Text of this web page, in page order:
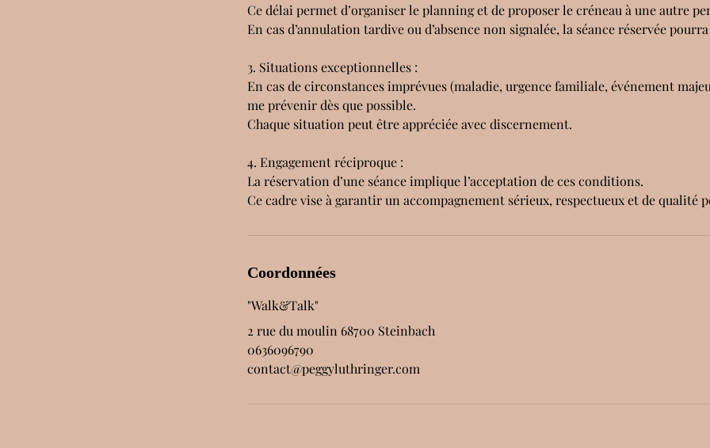
Ce délai permet d’organiser le planning et de proposer le créneau à une autre
En cas d’annulation tardive ou d’absence non signalée, la séance réservée
3. Situations exceptionnelles :
En cas de circonstances imprévues (maladie, urgence familiale, événement
me prévenir dès que possible.
Chaque situation peut être appréciée avec discernement.
4. Engagement réciproque :
La réservation d’une séance implique l’acceptation de ces conditions.
Ce cadre vise à garantir un accompagnement sérieux, respectueux et de qualité
Coordonnées
"Walk&Talk"
2 rue du moulin 68700 Steinbach
0636096790
contact@peggyluthringer.com